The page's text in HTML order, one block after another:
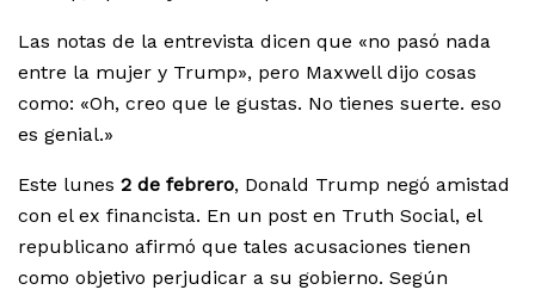
Las notas de la entrevista dicen que «no pasó nada
entre la mujer y Trump», pero Maxwell dijo cosas
como: «Oh, creo que le gustas. No tienes suerte. eso
es genial.»
Este lunes 2 de febrero, Donald Trump negó amistad
con el ex financista. En un post en Truth Social, el
republicano afirmó que tales acusaciones tienen
como objetivo perjudicar a su gobierno. Según